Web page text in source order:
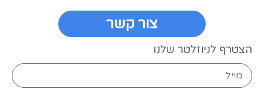
צור קשר
הצטרף לניוזלטר שלנו